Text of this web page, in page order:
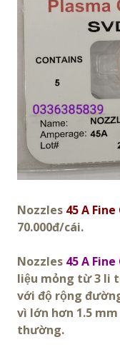
Nozzles 45 A Fine
70.000đ/cái.
Nozzles 45 A Fine
liệu mỏng từ 3 li
với độ rộng
vì lớn hơn 1.5
thường.